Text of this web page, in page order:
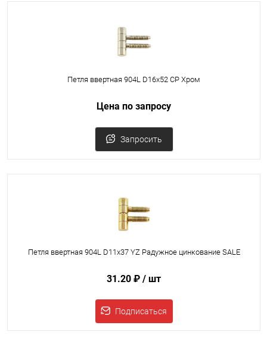
Петля ввертная 904L D16x52 СP Хром
Цена по запросу
Запросить
Петля ввертная 904L D11x37 YZ Радужное цинкование SALE
31.20 ₽ / шт
Подписаться